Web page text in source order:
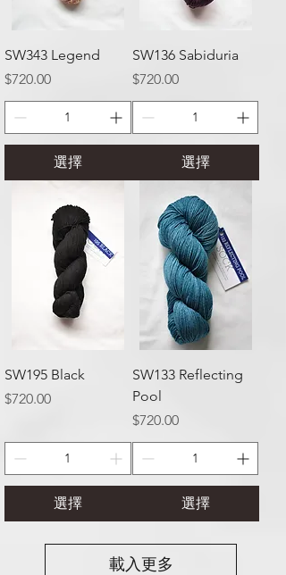
SW343 Legend
價格
$720.00
選擇
SW136 Sabiduria
價格
$720.00
選擇
SW195 Black
價格
$720.00
選擇
SW133 Reflecting
Pool
價格
$720.00
選擇
載入更多